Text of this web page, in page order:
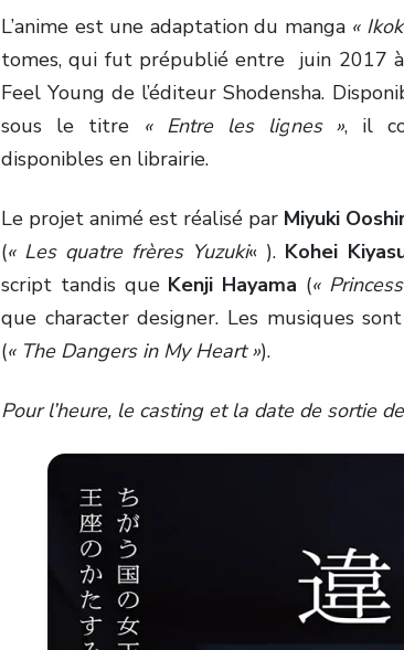
L’anime est une adaptation du manga «
tomes, qui fut prépublié entre juin 2017
Feel Young de l’éditeur Shodensha.
sous le titre « Entre les lignes », il
disponibles en librairie.
Le projet animé est réalisé par Miyuki
(« Les quatre frères Yuzuki« ). Kohei
script tandis que Kenji Hayama («
que character designer. Les musiques
(« The Dangers in My Heart »).
Pour l’heure, le casting et la date de sortie